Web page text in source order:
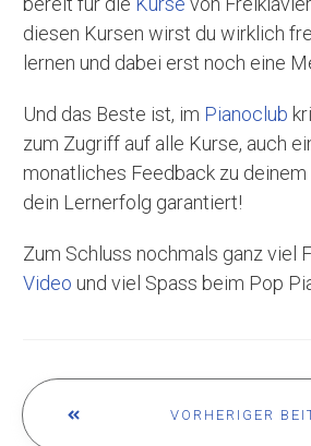
diesen Kursen wirst du wirklich
lernen und dabei erst noch eine
Und das Beste ist, im Pianoclub
zum Zugriff auf alle Kurse, auch
monatliches Feedback zu
dein Lernerfolg garantiert!
Zum Schluss nochmals ganz viel
Video und viel Spass beim Pop
VORHERIGER